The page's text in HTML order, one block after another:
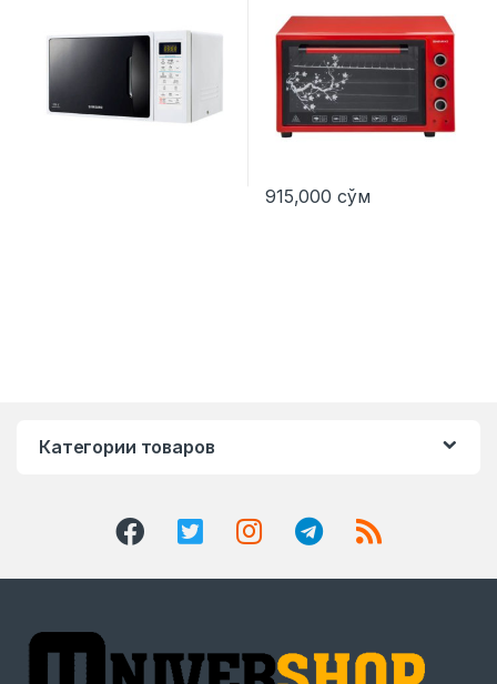
915,000 сўм
Категории товаров